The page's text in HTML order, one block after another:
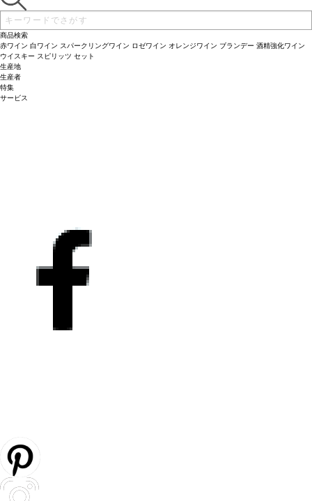
0% サンジョヴェーゼ
ー、ブルーベリーを示し、ほのかにアーシー、軽いミネラルが支える。際立った凝
縮味と絹のように滑らかなでしっかりしたタンニンを伴い、長い余韻の後味へと続
く。濃厚、洗練している。合う料理グリル肉、熟成チーズと好相性。葡萄品種10
0% サンジョヴェーゼ
商品検索
赤ワイン 白ワイン スパークリングワイン ロゼワイン オレンジワイン ブランデー 酒精強化ワイン
ウイスキー スピリッツ セット
生産地
生産者
特集
サービス